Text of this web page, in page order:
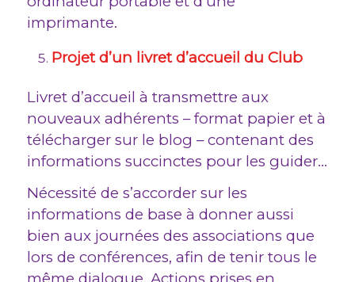
imprimante.
Projet d’un livret d’accueil du Club
Livret d’accueil à transmettre aux
nouveaux adhérents – format papier et à
télécharger sur le blog – contenant des
informations succinctes pour les guider…
Nécessité de s’accorder sur les
informations de base à donner aussi
bien aux journées des associations que
lors de conférences, afin de tenir tous le